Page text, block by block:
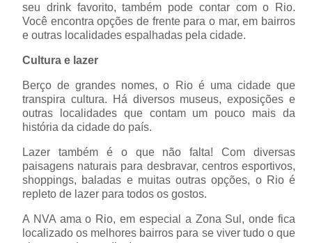
seu drink favorito, também pode contar com o Rio.
Você encontra opções de frente para o mar, em bairros
e outras localidades espalhadas pela cidade.
Cultura e lazer
Berço de grandes nomes, o Rio é uma cidade que
transpira cultura. Há diversos museus, exposições e
outras localidades que contam um pouco mais da
história da cidade do país.
Lazer também é o que não falta! Com diversas
paisagens naturais para desbravar, centros esportivos,
shoppings, baladas e muitas outras opções, o Rio é
repleto de lazer para todos os gostos.
A NVA ama o Rio, em especial a Zona Sul, onde fica
localizado os melhores bairros para se viver tudo o que